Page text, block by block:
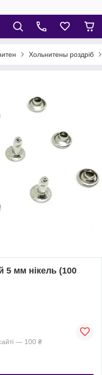
Хольнитены роздріб
5 мм нікель (100
— 100 ₴